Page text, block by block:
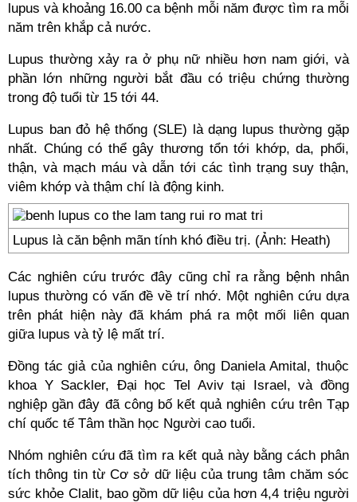
lupus và khoảng 16.00 ca bệnh mỗi năm được tìm ra mỗi
năm trên khắp cả nước.
Lupus thường xảy ra ở phụ nữ nhiều hơn nam giới, và
phần lớn những người bắt đầu có triệu chứng thường
trong độ tuổi từ 15 tới 44.
Lupus ban đỏ hệ thống (SLE) là dạng lupus thường gặp
nhất. Chúng có thể gây thương tổn tới khớp, da, phổi,
thận, và mạch máu và dẫn tới các tình trạng suy thận,
viêm khớp và thậm chí là động kinh.
Lupus là căn bệnh mãn tính khó điều trị. (Ảnh: Heath)
Các nghiên cứu trước đây cũng chỉ ra rằng bệnh nhân
lupus thường có vấn đề về trí nhớ. Một nghiên cứu dựa
trên phát hiện này đã khám phá ra một mối liên quan
giữa lupus và tỷ lệ mất trí.
Đồng tác giả của nghiên cứu, ông Daniela Amital, thuộc
khoa Y Sackler, Đại học Tel Aviv tại Israel, và đồng
nghiệp gần đây đã công bố kết quả nghiên cứu trên Tạp
chí quốc tế Tâm thần học Người cao tuổi.
Nhóm nghiên cứu đã tìm ra kết quả này bằng cách phân
tích thông tin từ Cơ sở dữ liệu của trung tâm chăm sóc
sức khỏe Clalit, bao gồm dữ liệu của hơn 4,4 triệu người